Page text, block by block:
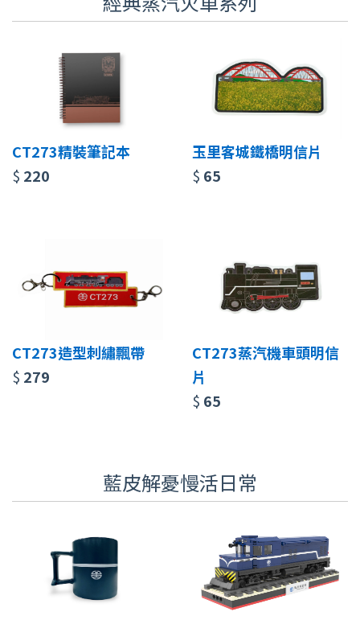
CT273精裝筆記本
$ 220
玉里客城鐵橋明信片
$ 65
CT273造型刺繡飄帶
$ 279
CT273蒸汽機車頭明信
片
$ 65
藍皮解憂慢活日常